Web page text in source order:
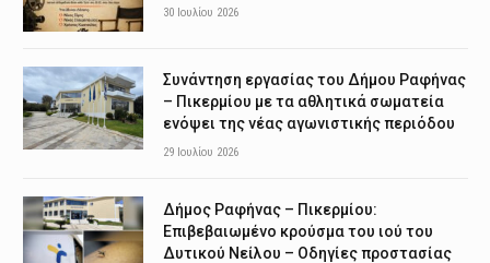
30 Ιουλίου 2026
Συνάντηση εργασίας του Δήμου Ραφήνας
– Πικερμίου με τα αθλητικά σωματεία
ενόψει της νέας αγωνιστικής περιόδου
29 Ιουλίου 2026
Δήμος Ραφήνας – Πικερμίου:
Επιβεβαιωμένο κρούσμα του ιού του
Δυτικού Νείλου – Οδηγίες προστασίας